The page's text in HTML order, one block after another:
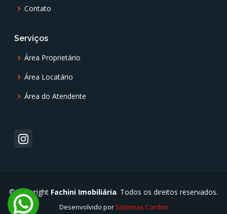
Contato
Serviços
Área Proprietário
Área Locatário
Área do Atendente
© Copyright Fachini Imobiliária. Todos os direitos reservados.
Desenvolvido por Sistemas Cordon